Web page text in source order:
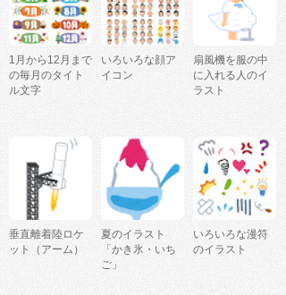
1月から12月まで
の毎月のタイト
ル文字
いろいろな顔ア
イコン
扇風機を服の中
に入れる人のイ
ラスト
垂直離着陸ロケ
ット（アーム）
夏のイラスト
「かき氷・いち
ご」
いろいろな漫符
のイラスト